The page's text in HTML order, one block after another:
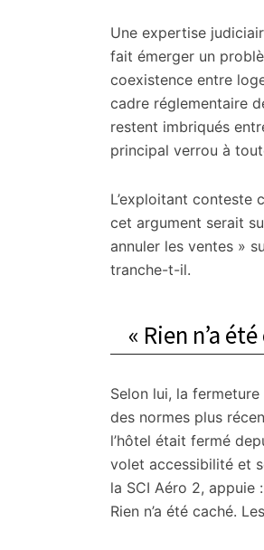
Une expertise
fait émerger un
coexistence entre
cadre réglementaire
restent imbriqués
principal verrou à
L’exploitant conteste
cet argument serait
annuler les ventes »
tranche-t-il.
« Rien n’a
Selon lui, la
des normes plus
l’hôtel était fermé
volet accessibilité et
la SCI Aéro 2, appuie
Rien n’a été caché.